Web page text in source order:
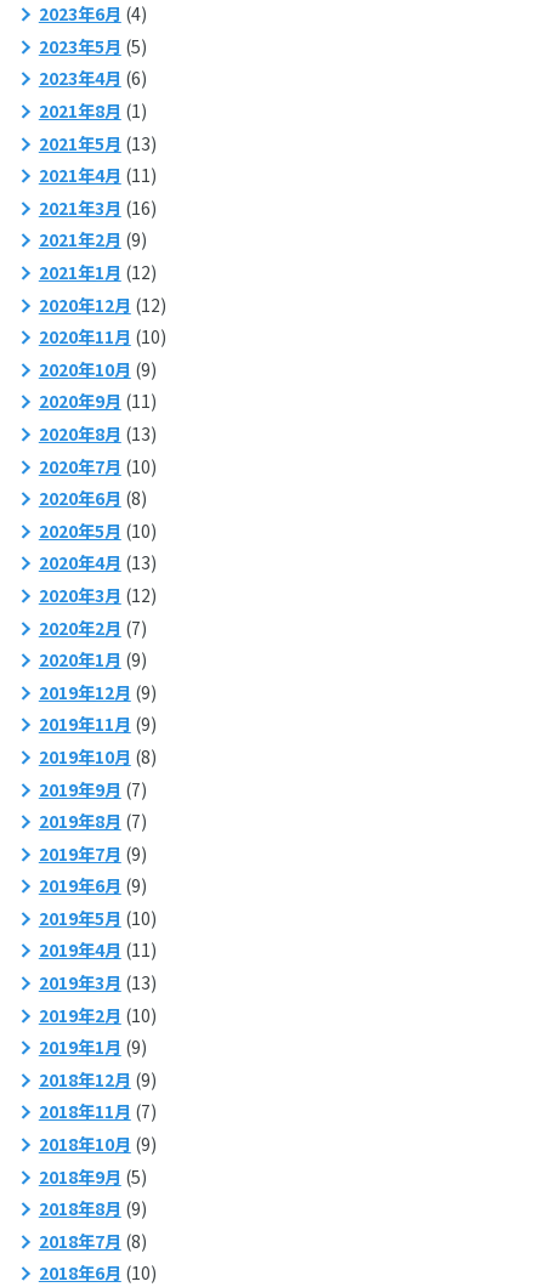
2023年6月 (4)
2023年5月 (5)
2023年4月 (6)
2021年8月 (1)
2021年5月 (13)
2021年4月 (11)
2021年3月 (16)
2021年2月 (9)
2021年1月 (12)
2020年12月 (12)
2020年11月 (10)
2020年10月 (9)
2020年9月 (11)
2020年8月 (13)
2020年7月 (10)
2020年6月 (8)
2020年5月 (10)
2020年4月 (13)
2020年3月 (12)
2020年2月 (7)
2020年1月 (9)
2019年12月 (9)
2019年11月 (9)
2019年10月 (8)
2019年9月 (7)
2019年8月 (7)
2019年7月 (9)
2019年6月 (9)
2019年5月 (10)
2019年4月 (11)
2019年3月 (13)
2019年2月 (10)
2019年1月 (9)
2018年12月 (9)
2018年11月 (7)
2018年10月 (9)
2018年9月 (5)
2018年8月 (9)
2018年7月 (8)
2018年6月 (10)